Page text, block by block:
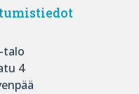
talo
4